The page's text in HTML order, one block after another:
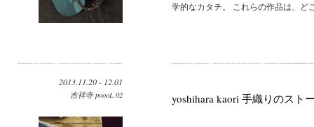
学的なカタチ。 これらの作品は、ど
2013.11.20 - 12.01
吉祥寺 poooL 02 yoshihara kaori 手織りのスト